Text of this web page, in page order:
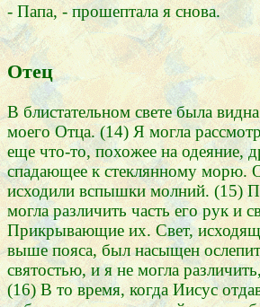
- Папа, - прошептала я снова.
Отец
В блистательном свете была
моего Отца. (14) Я могла
еще что-то, похожее на одеяние,
спадающее к стеклянному морю.
исходили вспышки молний. (15)
могла различить часть его рук и
Прикрывающие их. Свет,
выше пояса, был насыщен
святостью, и я не могла
(16) В то время, когда Иисус